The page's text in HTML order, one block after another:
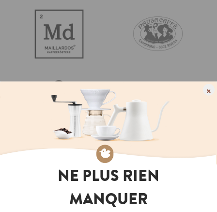
NE PLUS RIEN
MANQUER
×